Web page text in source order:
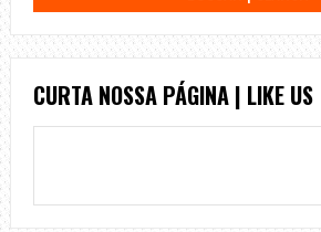
CURTA NOSSA PÁGINA | LIKE US